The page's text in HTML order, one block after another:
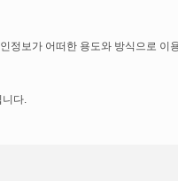
정보가 어떠한 용도와 방식으로 이
니다.